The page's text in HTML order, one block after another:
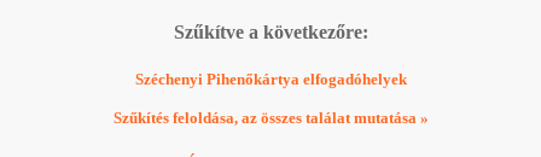
Szűkítve a következőre:
Széchenyi Pihenőkártya elfogadóhelyek
Szűkítés feloldása, az összes találat mutatása »